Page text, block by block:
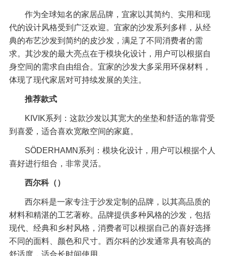
作为全球知名的家居品牌，宜家以其简约、实用和现
代的设计风格受到广泛欢迎。宜家的沙发系列多样，从经
典的布艺沙发到简约的皮沙发，满足了不同消费者的需
求。其沙发的最大亮点在于模块化设计，用户可以根据自
身空间的需求自由组合。宜家的沙发大多采用环保材料，
体现了现代家居对可持续发展的关注。
推荐款式
KIVIK系列：这款沙发以其宽大的坐垫和舒适的靠背受
到喜爱，适合喜欢宽敞空间的家庭。
SÖDERHAMN系列：模块化设计，用户可以根据个人
喜好进行组合，非常灵活。
西尔科（）
西尔科是一家专注于沙发定制的品牌，以其高品质的
材料和精湛的工艺著称。品牌提供多种风格的沙发，包括
现代、经典和乡村风格，消费者可以根据自己的喜好选择
不同的面料、颜色和尺寸。西尔科的沙发通常具有较高的
舒适度，适合长时间使用。